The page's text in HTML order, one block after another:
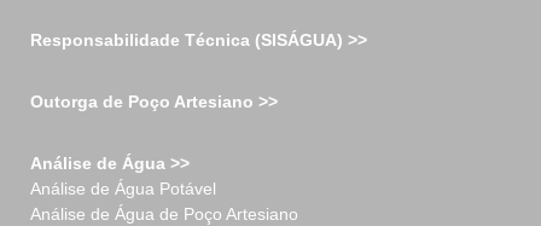
Responsabilidade Técnica (SISÁGUA) >>
Outorga de Poço Artesiano >>
Análise de Água >>
Análise de Água Potável
Análise de Água de Poço Artesiano